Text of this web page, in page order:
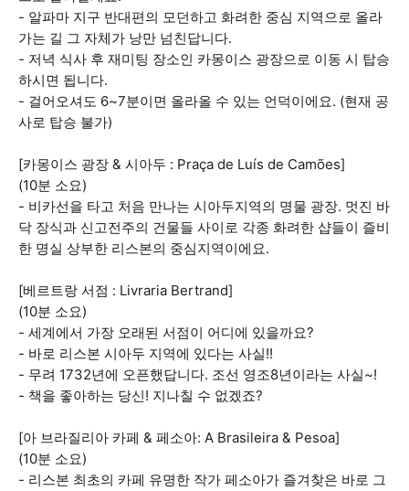
- 알파마 지구 반대편의 모던하고 화려한 중심 지역으로 올라
가는 길 그 자체가 낭만 넘친답니다.
- 저녁 식사 후 재미팅 장소인 카몽이스 광장으로 이동 시 탑승
하시면 됩니다.
- 걸어오셔도 6~7분이면 올라올 수 있는 언덕이에요. (현재 공
사로 탑승 불가)
[카몽이스 광장 & 시아두 : Praça de Luís de Camões]
(10분 소요)
- 비카선을 타고 처음 만나는 시아두지역의 명물 광장. 멋진 바
닥 장식과 신고전주의 건물들 사이로 각종 화려한 샵들이 즐비
한 명실 상부한 리스본의 중심지역이에요.
[베르트랑 서점 : Livraria Bertrand]
(10분 소요)
- 세계에서 가장 오래된 서점이 어디에 있을까요?
- 바로 리스본 시아두 지역에 있다는 사실!!
- 무려 1732년에 오픈했답니다. 조선 영조8년이라는 사실~!
- 책을 좋아하는 당신! 지나칠 수 없겠죠?
[아 브라질리아 카페 & 페소아: A Brasileira & Pesoa]
(10분 소요)
- 리스본 최초의 카페 유명한 작가 페소아가 즐겨찾은 바로 그